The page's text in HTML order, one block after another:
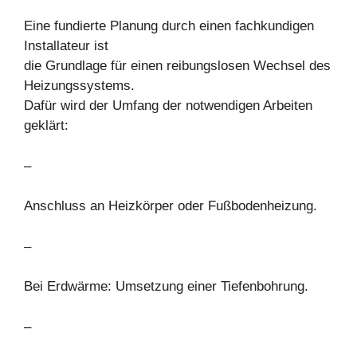
Eine fundierte Planung durch einen fachkundigen
Installateur ist
die Grundlage für einen reibungslosen Wechsel des
Heizungssystems.
Dafür wird der Umfang der notwendigen Arbeiten
geklärt:
–
Anschluss an Heizkörper oder Fußbodenheizung.
–
Bei Erdwärme: Umsetzung einer Tiefenbohrung.
–